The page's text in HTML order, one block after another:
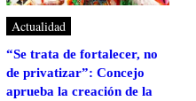
Actualidad
“Se trata de fortalecer, no
de privatizar”: Concejo
aprueba la creación de la